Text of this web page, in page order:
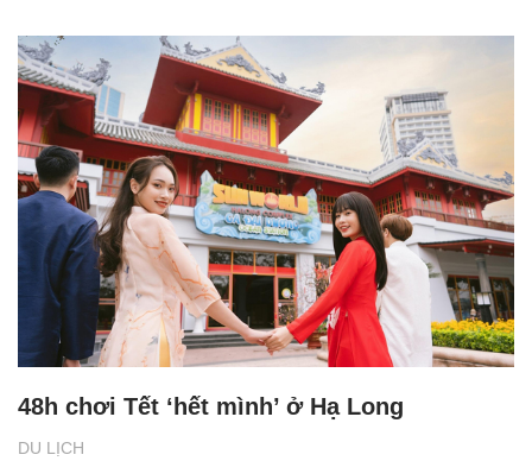
DU LỊCH
48h chơi Tết ‘hết mình’ ở Hạ Long